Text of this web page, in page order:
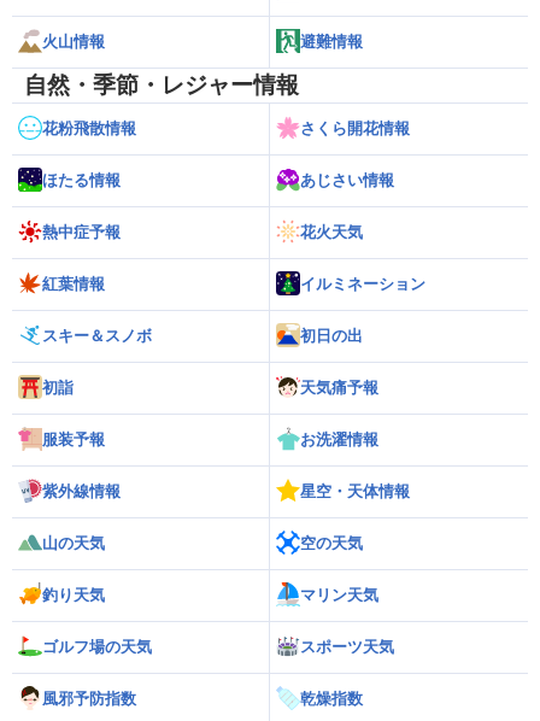
火山情報 避難情報
自然・季節・レジャー情報
花粉飛散情報 さくら開花情報
ほたる情報 あじさい情報
熱中症予報 花火天気
紅葉情報 イルミネーション
スキー＆スノボ 初日の出
初詣 天気痛予報
服装予報 お洗濯情報
紫外線情報 星空・天体情報
山の天気 空の天気
釣り天気 マリン天気
ゴルフ場の天気 スポーツ天気
風邪予防指数 乾燥指数